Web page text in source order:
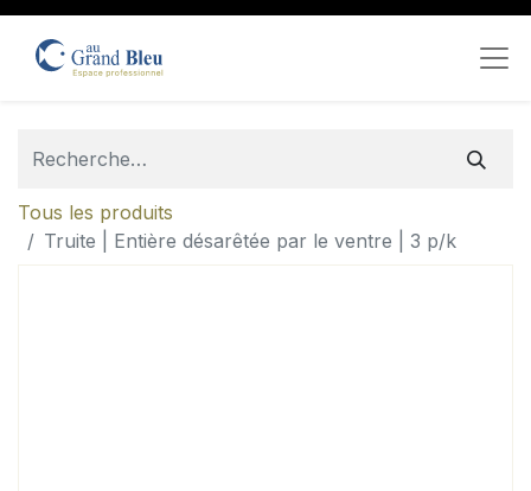
Tous les produits
Truite | Entière désarêtée par le ventre | 3 p/k